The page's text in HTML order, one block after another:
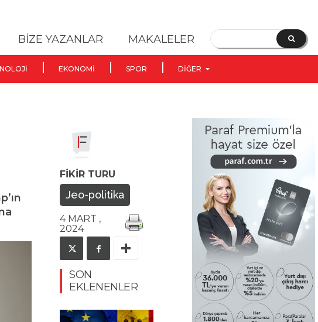
BİZE YAZANLAR MAKALELER
EKONOMI SPOR DIĞER
FIKIR TURU
Jeo-politika
4 MART ,
2024
SON
EKLENENLER